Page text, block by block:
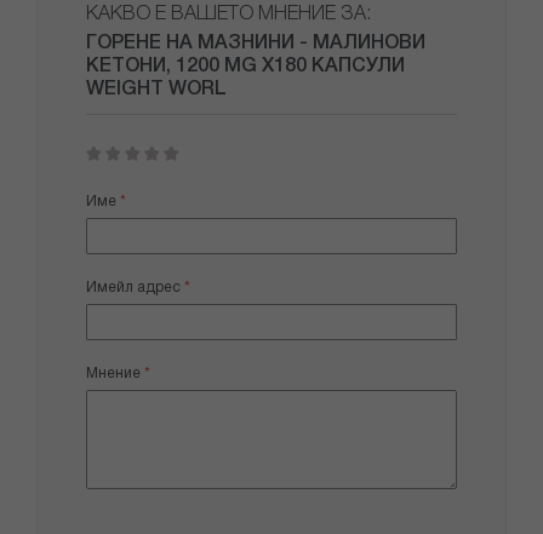
КАКВО Е ВАШЕТО МНЕНИЕ ЗА:
ГОРЕНЕ НА МАЗНИНИ - МАЛИНОВИ
КЕТОНИ, 1200 MG Х180 КАПСУЛИ
WEIGHT WORL
star
stars
stars
stars
stars
Име
Имейл адрес
Мнение